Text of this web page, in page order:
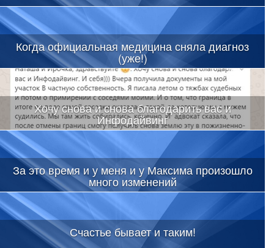
Когда официальная медицина сняла диагноз
(уже!)
Хочу снова и снова благодарить вас и
Инфодайвинг
За это время и у меня и у Максима произошло
много изменений
Счастье бывает и таким!